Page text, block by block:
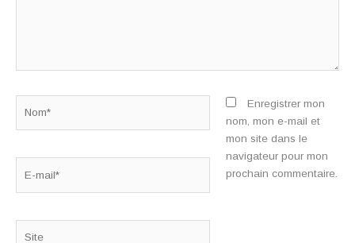
mail*
Enregistrer mon
nom, mon e-mail et
mon site dans le
navigateur pour mon
prochain commentaire.